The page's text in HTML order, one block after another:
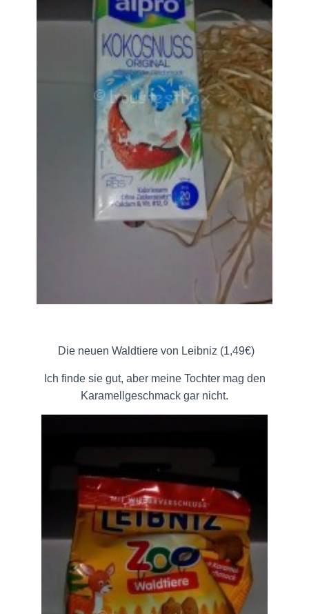
Die neuen Waldtiere von Leibniz (1,49€)
Ich finde sie gut, aber meine Tochter mag den
Karamellgeschmack gar nicht.